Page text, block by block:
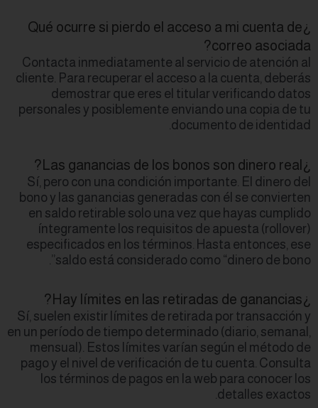
¿Qué ocurre si
Contacta
cliente. Para
demostrar
personales y
Sí, pero con una
bono y las
en saldo
íntegramente
especificados
saldo está
Sí, suelen existir
en un período de
mensual).
pago y el nivel de
los términos